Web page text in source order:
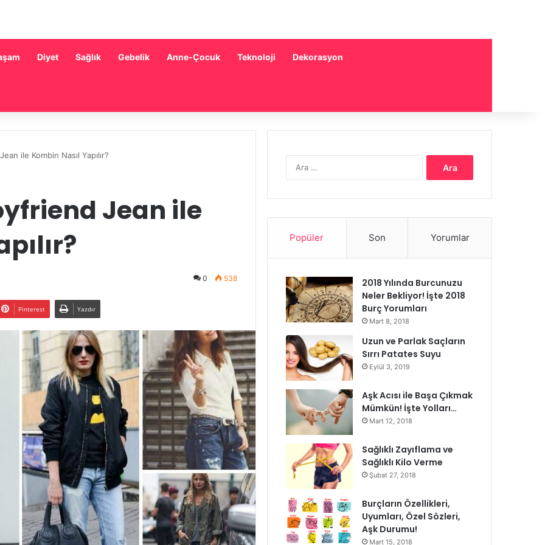
Diyet Sağlık Gebelik Anne-Çocuk Teknoloji Dekorasyon
ile Kombin Nasıl Yapılır?
Jean ile
0 538
Pinterest Yazdır
Popüler Son Yorumlar
2018 Yılında Burcunuzu
Neler Bekliyor! İşte 2018
Burç Yorumları
Mart 8, 2018
Uzun ve Parlak Saçların
Sırrı Patates Suyu
Eylül 3, 2019
Aşk Acısı ile Başa Çıkmak
Mümkün! İşte Yolları…
Mart 12, 2018
Sağlıklı Zayıflama ve
Sağlıklı Kilo Verme
Şubat 27, 2018
Burçların Özellikleri,
Uyumları, Özel Sözleri,
Aşk Durumu!
Mart 15, 2018